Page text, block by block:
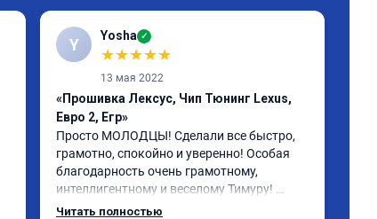
Y Yosha ✓
★★★★★
13 мая 2022
«Прошивка Лексус, Чип Тюнинг Lexus,
Евро 2, Егр»
Просто МОЛОДЦЫ! Сделали все быстро,
грамотно, спокойно и уверенно! Особая
благодарность очень грамотному,
интеллигентному и веселому Тимуру!
Ребята профессионалы! Lexus GX-460
Читать полностью